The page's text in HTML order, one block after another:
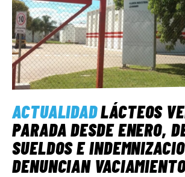
ACTUALIDADLÁCTEOS
PARADA DESDE ENERO,
SUELDOS E
DENUNCIAN